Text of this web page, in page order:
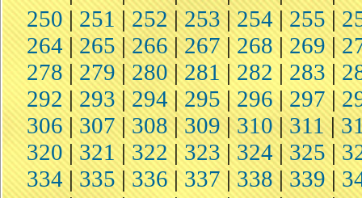
250| 251|252|253|254| 255|
264|265|266|267 |268 |269|
278 |279|280|281 | 282 | 283 |
292|293| 294|295|296|297|
306 |307|308|309|310|311|
320|321| 322 |323 | 324| 325|
334|335 |336| 337|338 |339 |